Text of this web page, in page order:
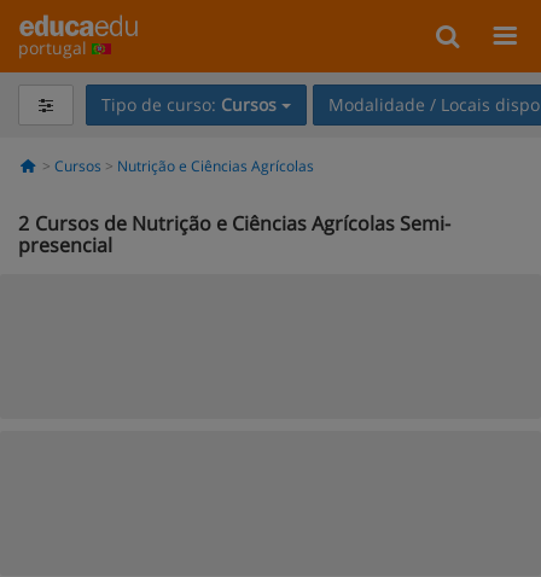
portugal
Tipo de curso: Cursos Modalidade / Locais
Cursos Nutrição e Ciências Agrícolas
2 Cursos de Nutrição e Ciências Agrícolas Semi-
presencial